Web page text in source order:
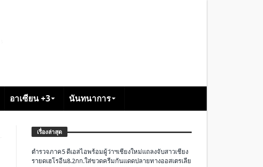
อาเซียน +3 นันทนาการ
เรื่องล่าสุด
ตำรวจภาค5 ดีเอสไอพร้อมผู้ว่าฯเชียงใหม่แถลงจับสาวเชียง
รายดเฮโรอีน8.2กก.ใส่ขวดครีมกันแดดปลายทางออสเตรเลีย